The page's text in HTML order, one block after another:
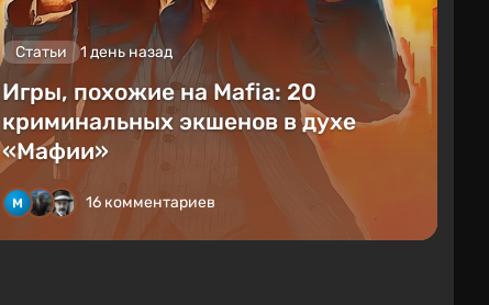
Статьи 1 день назад
Игры, похожие на Mafia: 20
криминальных экшенов в духе
«Мафии»
16 комментариев